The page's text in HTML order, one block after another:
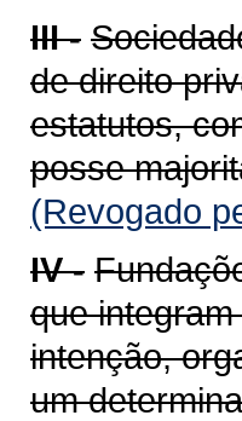
III -
de direito
estatutos,
posse
(Revogado
IV -
que
intenção,
um